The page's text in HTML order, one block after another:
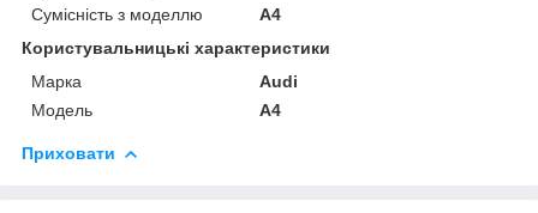
Сумісність з моделлю
A4
Користувальницькі характеристики
Марка
Audi
Модель
A4
Приховати